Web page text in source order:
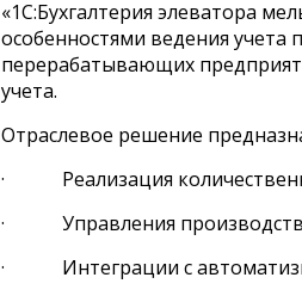
«1С:Бухгалтерия элеватора
особенностями ведения учета
перерабатывающих
учета.
Отраслевое решение
· Реализация
· Управления
· Интеграции с